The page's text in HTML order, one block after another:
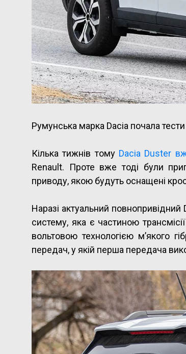
Румунська марка Dacia почала
Кілька тижнів тому Dacia Duster
Renault. Проте вже тоді були
приводу, якою будуть оснащені
Наразі актуальний
систему, яка є частиною
вольтовою технологією м’якого
передач, у якій перша передача